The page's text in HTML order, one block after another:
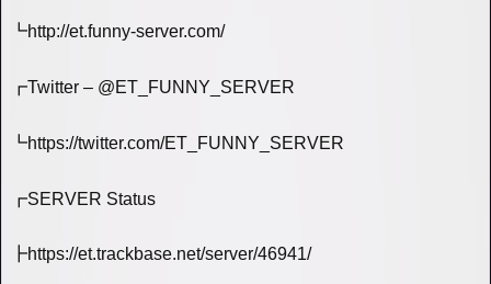
┗http://et.funny-server.com/
┏Twitter – @ET_FUNNY_SERVER
┗https://twitter.com/ET_FUNNY_SERVER
┏SERVER Status
┣https://et.trackbase.net/server/46941/